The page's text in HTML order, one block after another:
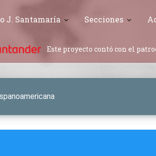
J. Santamaría Secciones
Este proyecto contó con el